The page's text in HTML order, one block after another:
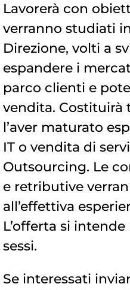
Lavorerà con
verranno studiati
Direzione, volti a
espandere i
parco clienti e
vendita. Costituirà
l’aver maturato
IT o vendita di
Outsourcing. Le
e retributive
all’effettiva
L’offerta si
sessi.
Se interessati